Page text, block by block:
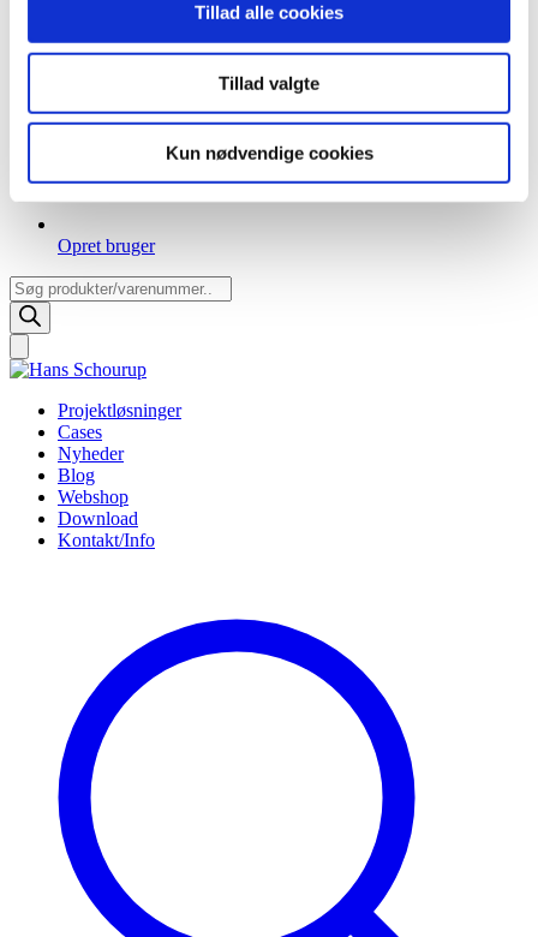
Tillad alle cookies
Tillad valgte
Kun nødvendige cookies
Opret bruger
Products
search
Projektløsninger
Cases
Nyheder
Blog
Webshop
Download
Kontakt/Info